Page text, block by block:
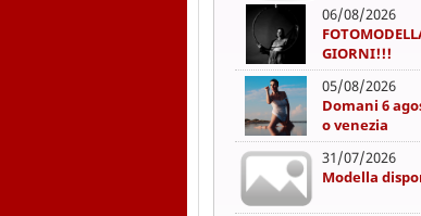
06/08/2026
GIORNI!!!
05/08/2026
Domani 6
o venezia
31/07/2026
Modella